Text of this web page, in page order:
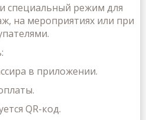
специальный режим для
на мероприятиях или при
в приложении.
QR-код.